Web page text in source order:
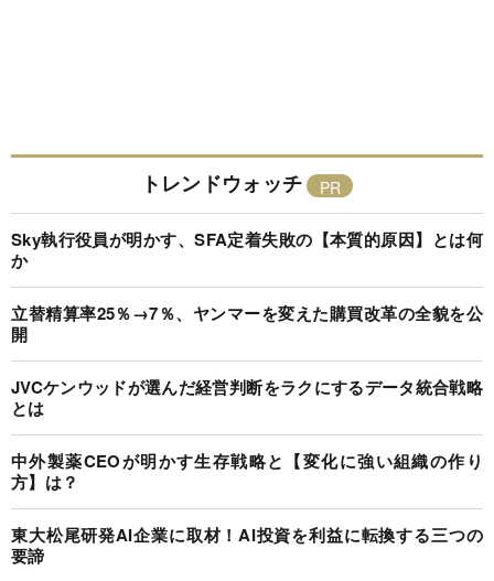
トレンドウォッチ
Sky執行役員が明かす、SFA定着失敗の【本質的原因】とは何
か
立替精算率25％→7％、ヤンマーを変えた購買改革の全貌を公
開
JVCケンウッドが選んだ経営判断をラクにするデータ統合戦略
とは
中外製薬CEOが明かす生存戦略と【変化に強い組織の作り
方】は？
東大松尾研発AI企業に取材！AI投資を利益に転換する三つの
要諦